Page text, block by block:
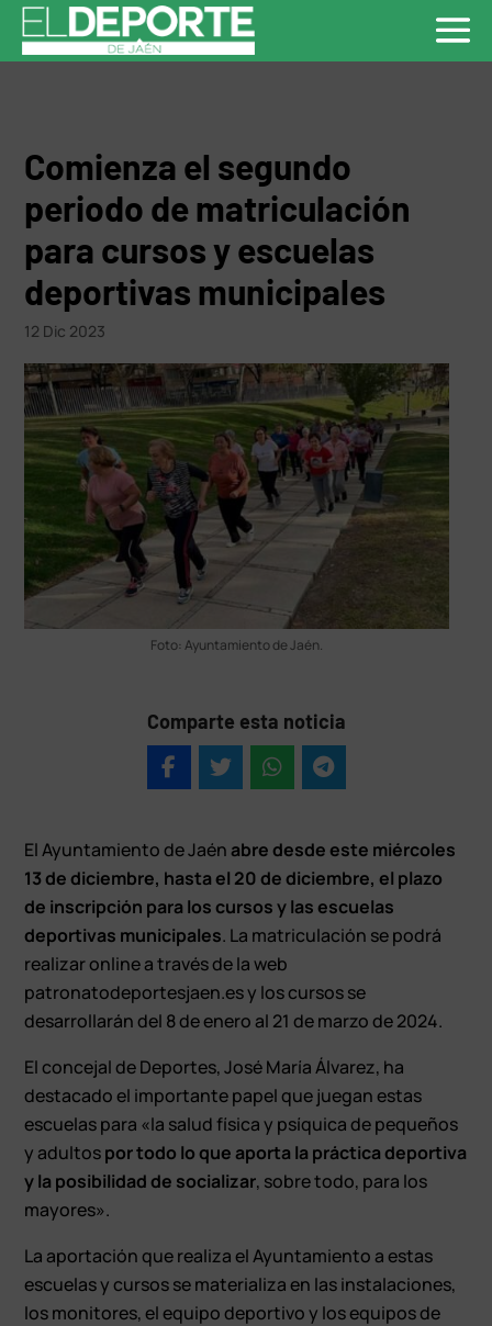
Comienza el segundo
periodo de matriculación
para cursos y escuelas
deportivas municipales
12 Dic 2023
Foto: Ayuntamiento de Jaén.
Comparte esta noticia
El Ayuntamiento de Jaénabre desde este miércoles
13 de diciembre, hasta el 20 de diciembre, el plazo
de inscripción para los cursos y las escuelas
deportivas municipales. La matriculación se podrá
realizar online a través de la web
patronatodeportesjaen.es y los cursos se
desarrollarán del 8 de enero al 21 de marzo de 2024.
El concejal de Deportes, José María Álvarez, ha
destacado el importante papel que juegan estas
escuelas para «la salud física y psíquica de pequeños
y adultospor todo lo que aporta la práctica deportiva
y la posibilidad de socializar, sobre todo, para los
mayores».
La aportación que realiza el Ayuntamiento a estas
escuelas y cursos se materializa en las instalaciones,
los monitores, el equipo deportivo y los equipos de